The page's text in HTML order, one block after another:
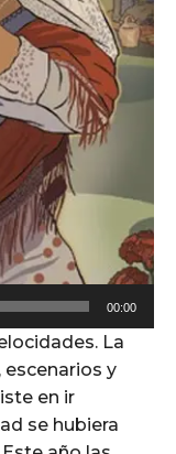
00:00
La
escenarios y
en ir
se hubiera